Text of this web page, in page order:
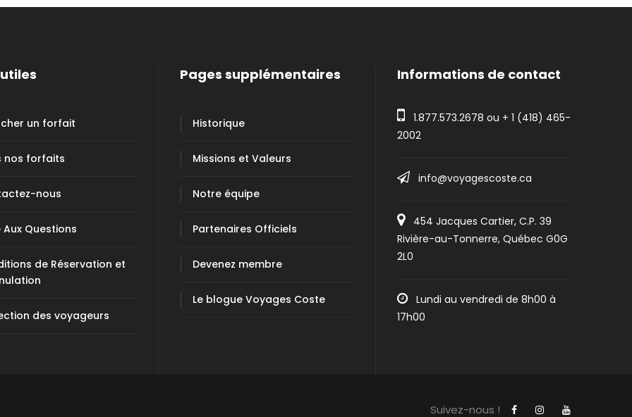
un forfait
nos forfaits
nous
Aux Questions
de Réservation et
des voyageurs
Pages supplémentaires
Historique
Missions et Valeurs
Notre équipe
Partenaires Officiels
Devenez membre
Le blogue Voyages Coste
Informations de contact
1.877.573.2678 ou + 1 (418) 465-
2002
info@voyagescoste.ca
454 Jacques Cartier, C.P. 39
Rivière-au-Tonnerre, Québec G0G
2L0
Lundi au vendredi de 8h00 à
17h00
Suivez-nous !